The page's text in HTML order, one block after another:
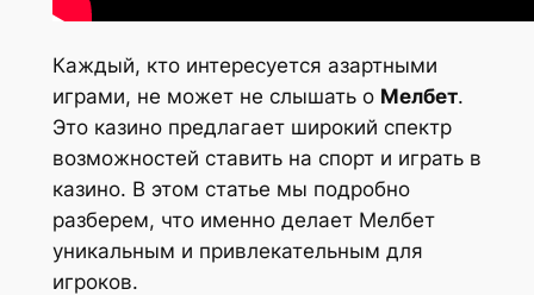
Каждый, кто интересуется азартными
играми, не может не слышать о Мелбет.
Это казино предлагает широкий спектр
возможностей ставить на спорт и играть в
казино. В этом статье мы подробно
разберем, что именно делает Мелбет
уникальным и привлекательным для
игроков.